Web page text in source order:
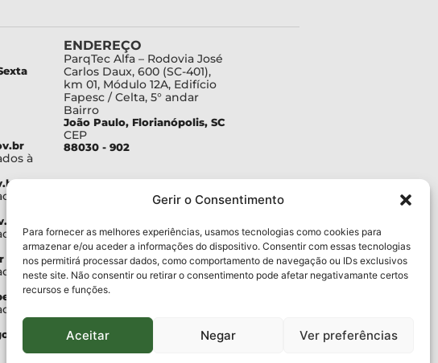
Gerir o Consentimento
Para fornecer as melhores experiências, usamos tecnologias como cookies para
armazenar e/ou aceder a informações do dispositivo. Consentir com essas tecnologias
nos permitirá processar dados, como comportamento de navegação ou IDs exclusivos
neste site. Não consentir ou retirar o consentimento pode afetar negativamante certos
recursos e funções.
Aceitar Negar Ver preferências
à
à
à
à
à
ENDEREÇO
ParqTec Alfa – Rodovia José
Carlos Daux, 600 (SC-401),
km 01, Módulo 12A, Edifício
Fapesc / Celta, 5° andar
Bairro
João Paulo, Florianópolis, SC
CEP
88030 - 902